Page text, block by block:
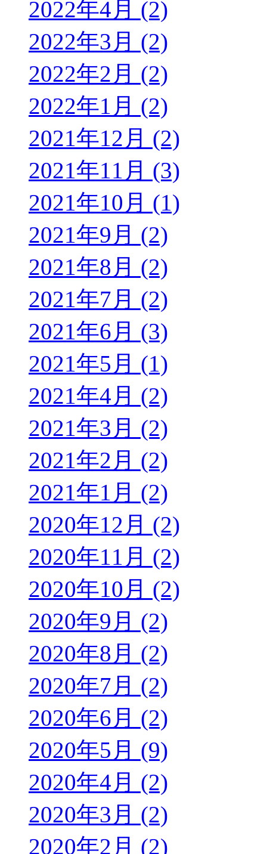
2022年4月 (2)
2022年3月 (2)
2022年2月 (2)
2022年1月 (2)
2021年12月 (2)
2021年11月 (3)
2021年10月 (1)
2021年9月 (2)
2021年8月 (2)
2021年7月 (2)
2021年6月 (3)
2021年5月 (1)
2021年4月 (2)
2021年3月 (2)
2021年2月 (2)
2021年1月 (2)
2020年12月 (2)
2020年11月 (2)
2020年10月 (2)
2020年9月 (2)
2020年8月 (2)
2020年7月 (2)
2020年6月 (2)
2020年5月 (9)
2020年4月 (2)
2020年3月 (2)
2020年2月 (2)